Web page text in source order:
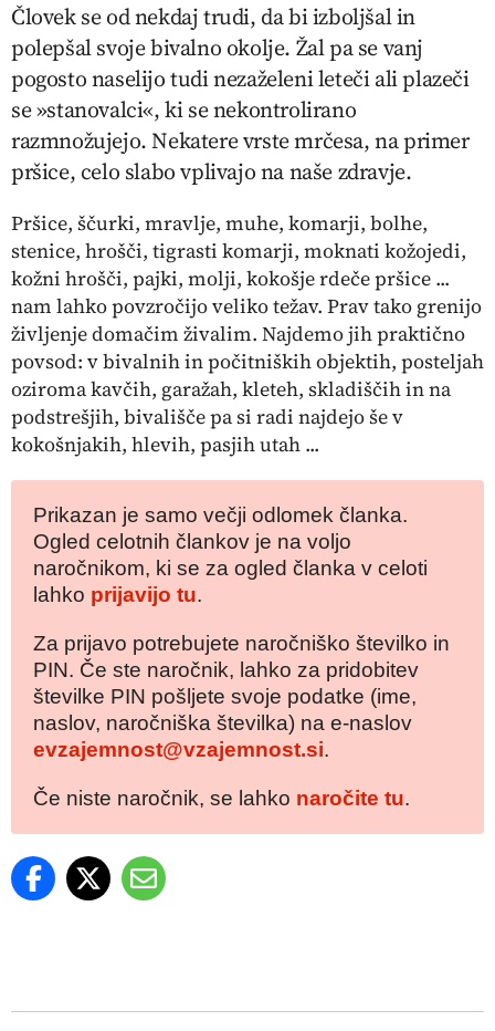
Človek se od nekdaj trudi, da bi izboljšal in
polepšal svoje bivalno okolje. Žal pa se vanj
pogosto naselijo tudi nezaželeni leteči ali plazeči
se »stanovalci«, ki se nekontrolirano
razmnožujejo. Nekatere vrste mrčesa, na primer
pršice, celo slabo vplivajo na naše zdravje.
Pršice, ščurki, mravlje, muhe, komarji, bolhe,
stenice, hrošči, tigrasti komarji, moknati kožojedi,
kožni hrošči, pajki, molji, kokošje rdeče pršice ...
nam lahko povzročijo veliko težav. Prav tako grenijo
življenje domačim živalim. Najdemo jih praktično
povsod: v bivalnih in počitniških objektih, posteljah
oziroma kavčih, garažah, kleteh, skladiščih in na
podstrešjih, bivališče pa si radi najdejo še v
kokošnjakih, hlevih, pasjih utah ...
Prikazan je samo večji odlomek članka.
Ogled celotnih člankov je na voljo
naročnikom, ki se za ogled članka v celoti
lahko prijavijo tu.
Za prijavo potrebujete naročniško številko in
PIN. Če ste naročnik, lahko za pridobitev
številke PIN pošljete svoje podatke (ime,
naslov, naročniška številka) na e-naslov
evzajemnost@vzajemnost.si.
Če niste naročnik, se lahko naročite tu.